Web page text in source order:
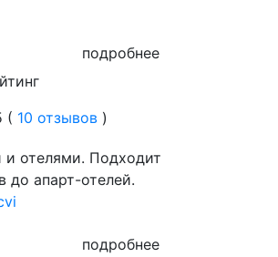
подробнее
( 10 отзывов )
и отелями. Подходит
до апарт-отелей.
подробнее